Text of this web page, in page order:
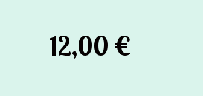
12,00 €